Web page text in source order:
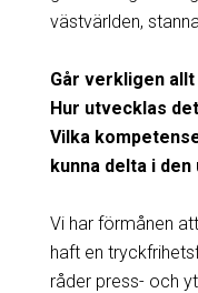
västvärlden,
Går verkligen
Hur utvecklas
Vilka
kunna delta i
Vi har förmånen
haft en
råder press- och